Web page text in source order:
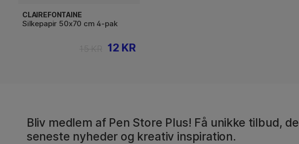
CLAIREFONTAINE
Silkepapir 50x70 cm 4-pak
12 KR
Bliv medlem af Pen Store Plus! Få unikke tilbud, de
seneste nyheder og kreativ inspiration.